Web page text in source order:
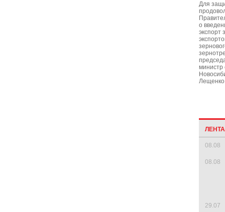
Для
о
экспорт
министр
08.08
08.08
29.07